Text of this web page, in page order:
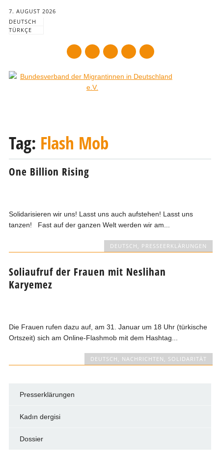
7. AUGUST 2026
DEUTSCH
TÜRKÇE
mail
content
Tag: Flash Mob
One Billion Rising
Solidarisieren wir uns! Lasst uns auch aufstehen! Lasst uns
tanzen! Fast auf der ganzen Welt werden wir am...
DEUTSCH PRESSEERKLÄRUNGEN
Soliaufruf der Frauen mit Neslihan
Karyemez
Die Frauen rufen dazu auf, am 31. Januar um 18 Uhr (türkische
Ortszeit) sich am Online-Flashmob mit dem Hashtag...
DEUTSCH , NACHRICHTEN , SOLIDARITÄT
Presserklärungen
Kadın dergisi
Dossier